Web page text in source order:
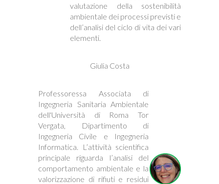
valutazione della sostenibilità
ambientale dei processi previsti e
dell’analisi del ciclo di vita dei vari
elementi.
Giulia Costa
Professoressa Associata di
Ingegneria Sanitaria Ambientale
dell'Università di Roma Tor
Vergata, Dipartimento di
Ingegneria Civile e Ingegneria
Informatica. L’attività scientifica
principale riguarda l’analisi del
comportamento ambientale e la
valorizzazione di rifiuti e residui